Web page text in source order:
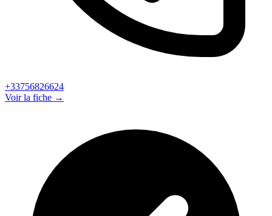
+33756826624
Voir la fiche →